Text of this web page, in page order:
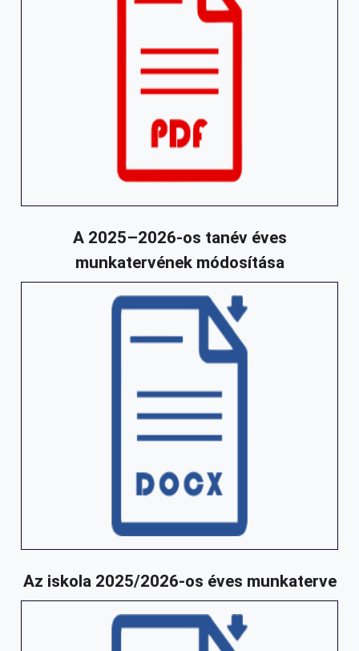
A 2025–2026-os tanév éves
munkatervének módosítása
Az iskola 2025/2026-os éves munkaterve